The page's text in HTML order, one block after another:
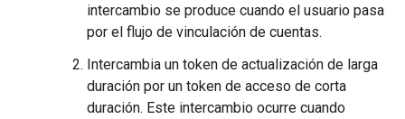
intercambio se produce cuando el usuario pasa
por el flujo de vinculación de cuentas.
Intercambia un token de actualización de larga
duración por un token de acceso de corta
duración. Este intercambio ocurre cuando